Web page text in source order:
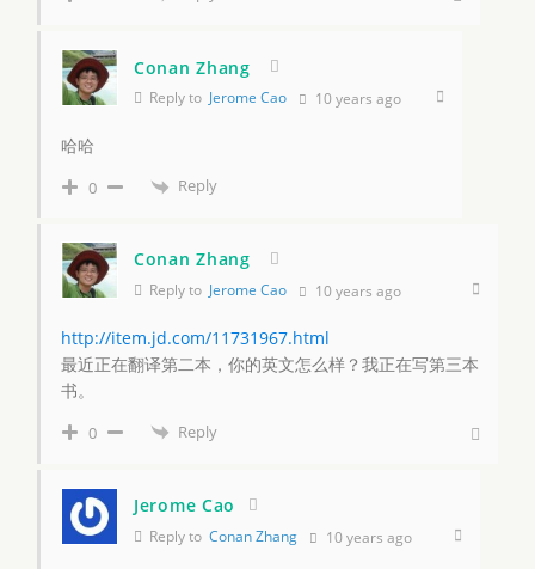
Conan Zhang
Reply to Jerome Cao 10 years ago
哈哈
0 Reply
Conan Zhang
Reply to Jerome Cao 10 years ago
http://item.jd.com/11731967.html
最近正在翻译第二本，你的英文怎么样？我正在写第三本
书。
0 Reply
Jerome Cao
Reply to Conan Zhang 10 years ago